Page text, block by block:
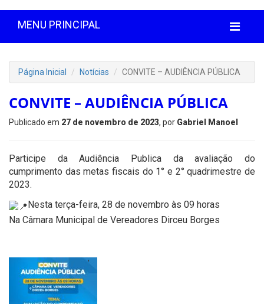
MENU PRINCIPAL
Página Inicial Notícias CONVITE – AUDIÊNCIA PÚBLICA
CONVITE – AUDIÊNCIA PÚBLICA
Publicado em 27 de novembro de 2023, por Gabriel Manoel
Participe da Audiência Publica da avaliação do
cumprimento das metas fiscais do 1° e 2° quadrimestre de
2023.
Nesta terça-feira, 28 de novembro às 09 horas
Na Câmara Municipal de Vereadores Dirceu Borges
'